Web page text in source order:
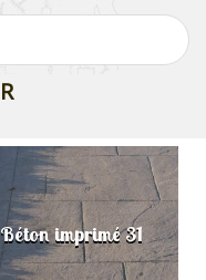
Béton imprimé 31